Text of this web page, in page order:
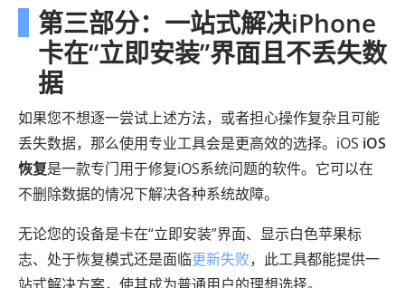
第三部分：一站式解决iPhone
卡在“立即安装”界面且不丢失数
据
如果您不想逐一尝试上述方法，或者担心操作复杂且可能
丢失数据，那么使用专业工具会是更高效的选择。iOS iOS
恢复是一款专门用于修复iOS系统问题的软件。它可以在
不删除数据的情况下解决各种系统故障。
无论您的设备是卡在“立即安装”界面、显示白色苹果标
志、处于恢复模式还是面临更新失败，此工具都能提供一